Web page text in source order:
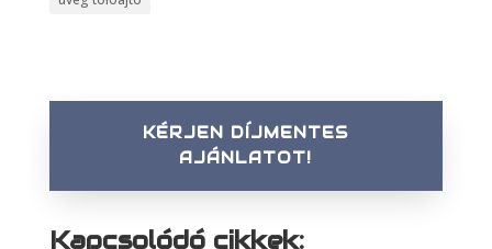
KÉRJEN DÍJMENTES
AJÁNLATOT!
Kapcsolódó cikkek: